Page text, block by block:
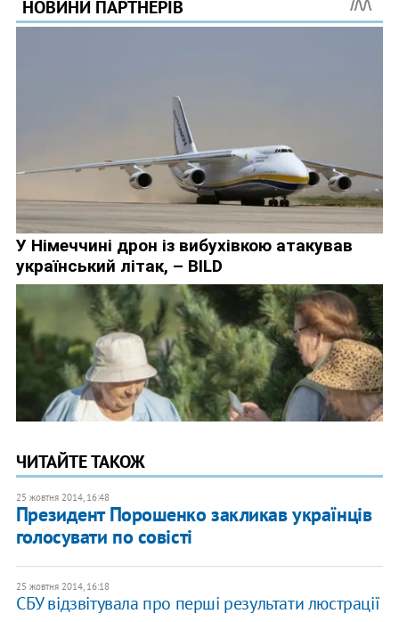
ЧИТАЙТЕ ТАКОЖ
25 жовтня 2014, 16:48
Президент Порошенко закликав українців
голосувати по совісті
25 жовтня 2014, 16:18
СБУ відзвітувала про перші результати люстрації